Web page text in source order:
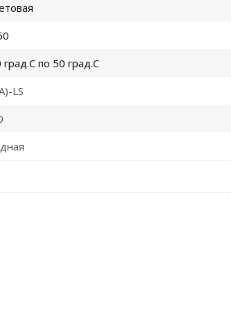
град.C по 50 град.C
LS